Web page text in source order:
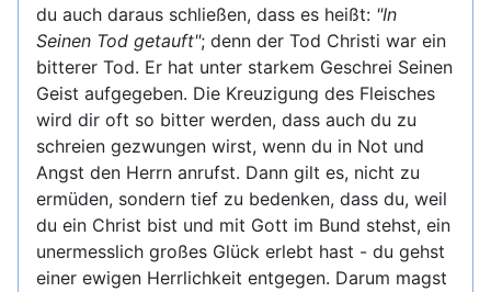
du auch daraus schließen, dass es heißt: "In
Seinen Tod getauft"; denn der Tod Christi war ein
bitterer Tod. Er hat unter starkem Geschrei Seinen
Geist aufgegeben. Die Kreuzigung des Fleisches
wird dir oft so bitter werden, dass auch du zu
schreien gezwungen wirst, wenn du in Not und
Angst den Herrn anrufst. Dann gilt es, nicht zu
ermüden, sondern tief zu bedenken, dass du, weil
du ein Christ bist und mit Gott im Bund stehst, ein
unermesslich großes Glück erlebt hast - du gehst
einer ewigen Herrlichkeit entgegen. Darum magst